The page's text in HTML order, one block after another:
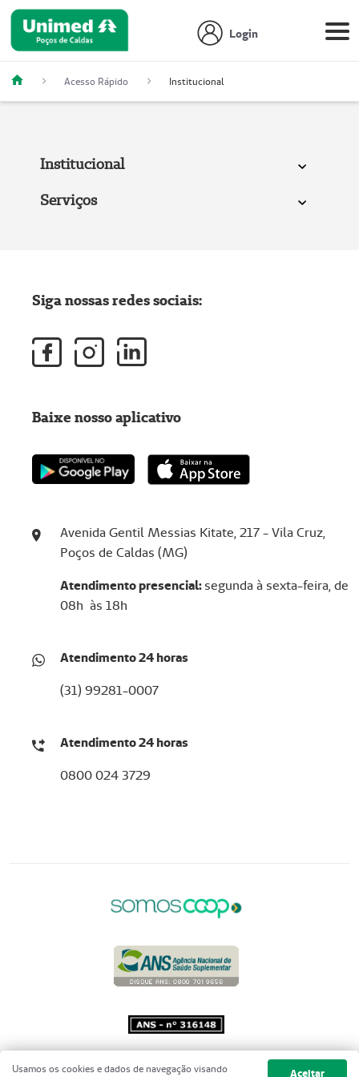
Login
Acesso Rápido Institucional
Institucional
Serviços
Avenida Gentil Messias Kitate, 217 - Vila Cruz,
Poços de Caldas (MG)
Atendimento presencial:segunda à sexta-feira, de
08h às 18h
Atendimento 24 horas
(31) 99281-0007
Atendimento 24 horas
0800 024 3729
Siga nossas redes sociais:
Baixe nosso aplicativo
Copyright 2001 - 2026 Unimed do
Usamos os cookies e dados de navegação visando Aceitar